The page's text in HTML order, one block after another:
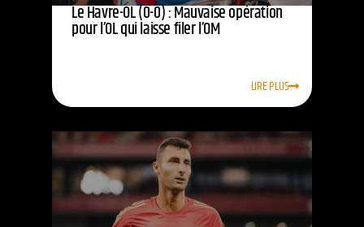
Le Havre-OL (0-0) : Mauvaise opération
pour l’OL qui laisse filer l’OM
LIRE PLUS